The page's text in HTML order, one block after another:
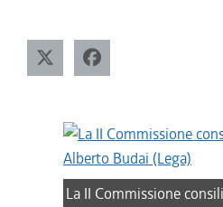
La II Commissione